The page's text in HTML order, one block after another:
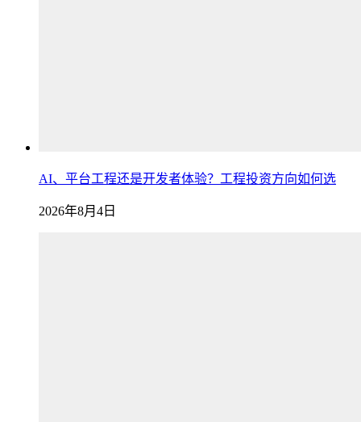
AI、平台工程还是开发者体验？工程投资方向如何选
2026年8月4日